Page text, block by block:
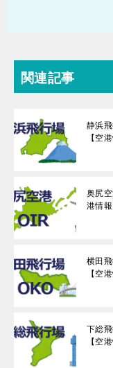
関連記事
静浜
【空
奥尻
港情報
横田
【空
下総
【空